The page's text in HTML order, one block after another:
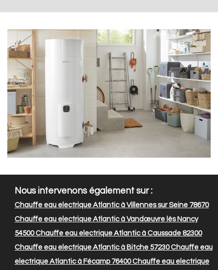
Nous intervenons également sur :
Chauffe eau electrique Atlantic à Villennes sur Seine 78670
Chauffe eau electrique Atlantic à Vandœuvre lès Nancy
54500Chauffe eau electrique Atlantic à Caussade 82300
Chauffe eau electrique Atlantic à Bitche 57230Chauffe eau
electrique Atlantic à Fécamp 76400Chauffe eau electrique